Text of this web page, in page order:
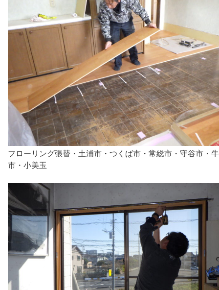
フローリング張替・土浦市・つくば市・常総市・守谷市・
市・小美玉